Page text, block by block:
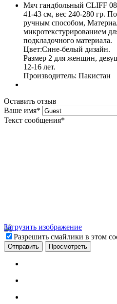
Мяч гандбольный CLIFF
41-43 см, вес 240-280 гр.
ручным способом,
микротекстурированием
подкладочного материала.
Цвет:Сине-белый дизайн.
Размер 2 для женщин,
12-16 лет.
Производитель: Пакистан
Оставить отзыв
Ваше имя*
Текст сообщения*
Загрузить изображение
Разрешить смайлики в этом